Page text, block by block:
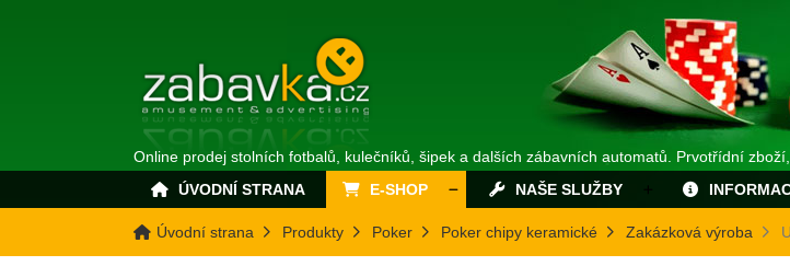
Online prodej stolních fotbalů, kulečníků, šipek a dalších zábavních automatů. Prvotřídní
ÚVODNÍ STRANA
E-SHOP NAŠE SLUŽBY
Úvodní strana Produkty Poker Poker chipy keramické Zakázková výroba